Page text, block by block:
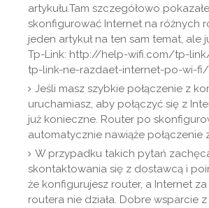
artykułu.Tam szczegółowo
skonfigurować Internet na różnych
jeden artykuł na ten sam temat, ale
Tp-Link: http://help-wifi.com/tp-
tp-link-ne-razdaet-internet-po-wi-fi/
Jeśli masz szybkie połączenie z
uruchamiasz, aby połączyć się z
już konieczne. Router po
automatycznie nawiąże połączenie
W przypadku takich pytań
skontaktowania się z dostawcą i
że konfigurujesz router, a Internet
routera nie działa. Dobre wsparcie